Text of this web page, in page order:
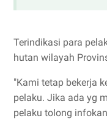
Terindikasi para
hutan wilayah
"Kami tetap bekerja
pelaku. Jika ada yg
pelaku tolong